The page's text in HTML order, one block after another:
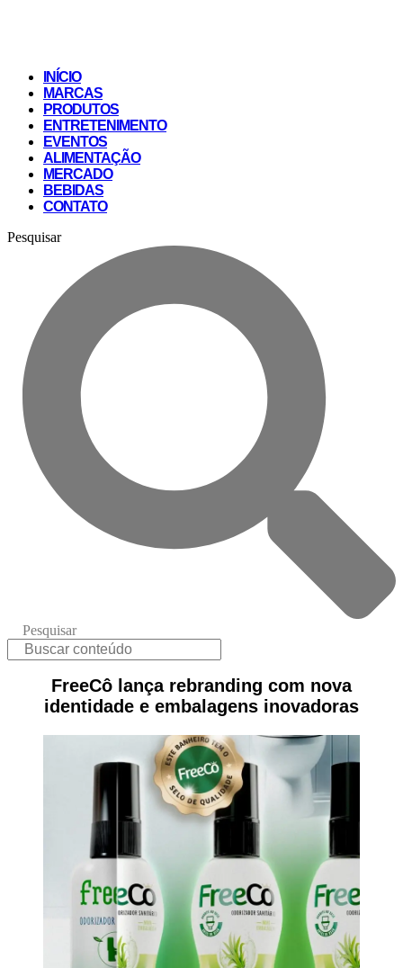
INÍCIO
MARCAS
PRODUTOS
ENTRETENIMENTO
EVENTOS
ALIMENTAÇÃO
MERCADO
BEBIDAS
CONTATO
Pesquisar
Pesquisar
FreeCô lança rebranding com nova
identidade e embalagens inovadoras